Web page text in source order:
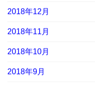
2018年12月
2018年11月
2018年10月
2018年9月